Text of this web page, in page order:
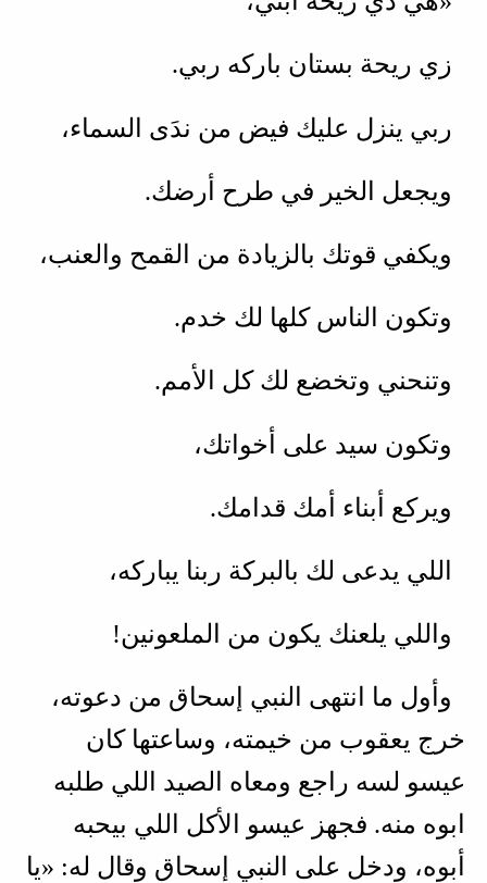
زي ريحة بستان باركه ربي.
ربي ينزل عليك فيض من ندَى السماء،
ويجعل الخير في طرح أرضك.
ويكفي قوتك بالزيادة من القمح والعنب،
وتكون الناس كلها لك خدم.
وتنحني وتخضع لك كل الأمم.
وتكون سيد على أخواتك،
ويركع أبناء أمك قدامك.
اللي يدعى لك بالبركة ربنا يباركه،
واللي يلعنك يكون من الملعونين!
وأول ما انتهى النبي إسحاق من دعوته،
خرج يعقوب من خيمته، وساعتها كان
عيسو لسه راجع ومعاه الصيد اللي طلبه
ابوه منه. فجهز عيسو الأكل اللي بيحبه
أبوه، ودخل على النبي إسحاق وقال له: «يا